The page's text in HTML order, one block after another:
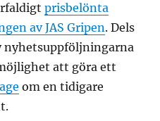
prisbelönta
av JAS Gripen. Dels
nyhetsuppföljningarna
att göra ett
om en tidigare